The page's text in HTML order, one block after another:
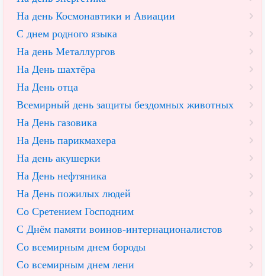
На день Космонавтики и Авиации
С днем родного языка
На день Металлургов
На День шахтёра
На День отца
Всемирный день защиты бездомных животных
На День газовика
На День парикмахера
На день акушерки
На День нефтяника
На День пожилых людей
Со Сретением Господним
С Днём памяти воинов-интернационалистов
Со всемирным днем бороды
Со всемирным днем лени